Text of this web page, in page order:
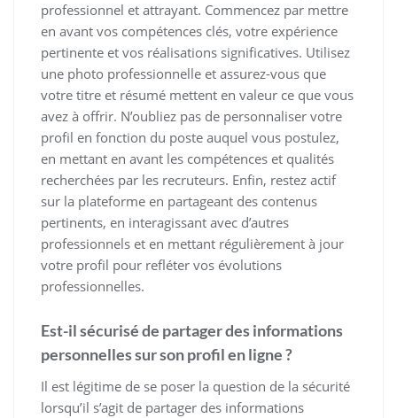
professionnel et attrayant. Commencez par mettre
en avant vos compétences clés, votre expérience
pertinente et vos réalisations significatives. Utilisez
une photo professionnelle et assurez-vous que
votre titre et résumé mettent en valeur ce que vous
avez à offrir. N’oubliez pas de personnaliser votre
profil en fonction du poste auquel vous postulez,
en mettant en avant les compétences et qualités
recherchées par les recruteurs. Enfin, restez actif
sur la plateforme en partageant des contenus
pertinents, en interagissant avec d’autres
professionnels et en mettant régulièrement à jour
votre profil pour refléter vos évolutions
professionnelles.
Est-il sécurisé de partager des informations
personnelles sur son profil en ligne ?
Il est légitime de se poser la question de la sécurité
lorsqu’il s’agit de partager des informations